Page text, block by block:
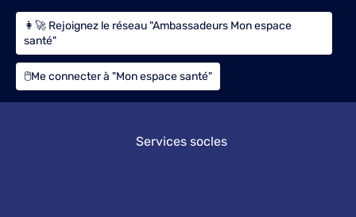
👩‍🚀 Rejoignez le réseau "Ambassadeurs Mon espace
santé"
🖱️Me connecter à "Mon espace santé"
Services socles